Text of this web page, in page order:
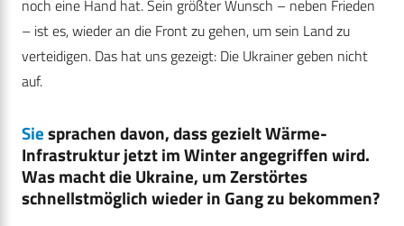
noch eine Hand hat. Sein größter Wunsch – neben Frieden
– ist es, wieder an die Front zu gehen, um sein Land zu
verteidigen. Das hat uns gezeigt: Die Ukrainer geben nicht
auf.
Siesprachen davon, dass gezielt Wärme-
Infrastruktur jetzt im Winter angegriffen wird.
Was macht die Ukraine, um Zerstörtes
schnellstmöglich wieder in Gang zu bekommen?